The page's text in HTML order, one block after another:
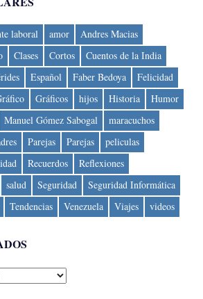
laboral amor
Andres Macias
Clases Cortos
Cuentos de la India
Español Faber Bedoya
Felicidad
Gráficos hijos Historia
Humor
Manuel Gómez Sabogal
maracuchos
Parejas Parejas
peliculas
Recuerdos
Reflexiones
salud Seguridad
Seguridad Informática
Tendencias Venezuela Viajes videos